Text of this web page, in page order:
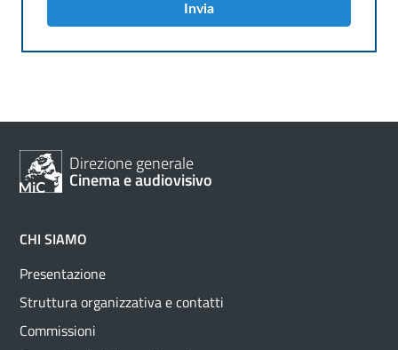
Invia
Direzione generale
Cinema e audiovisivo
CHI SIAMO
Presentazione
Struttura organizzativa e contatti
Commissioni